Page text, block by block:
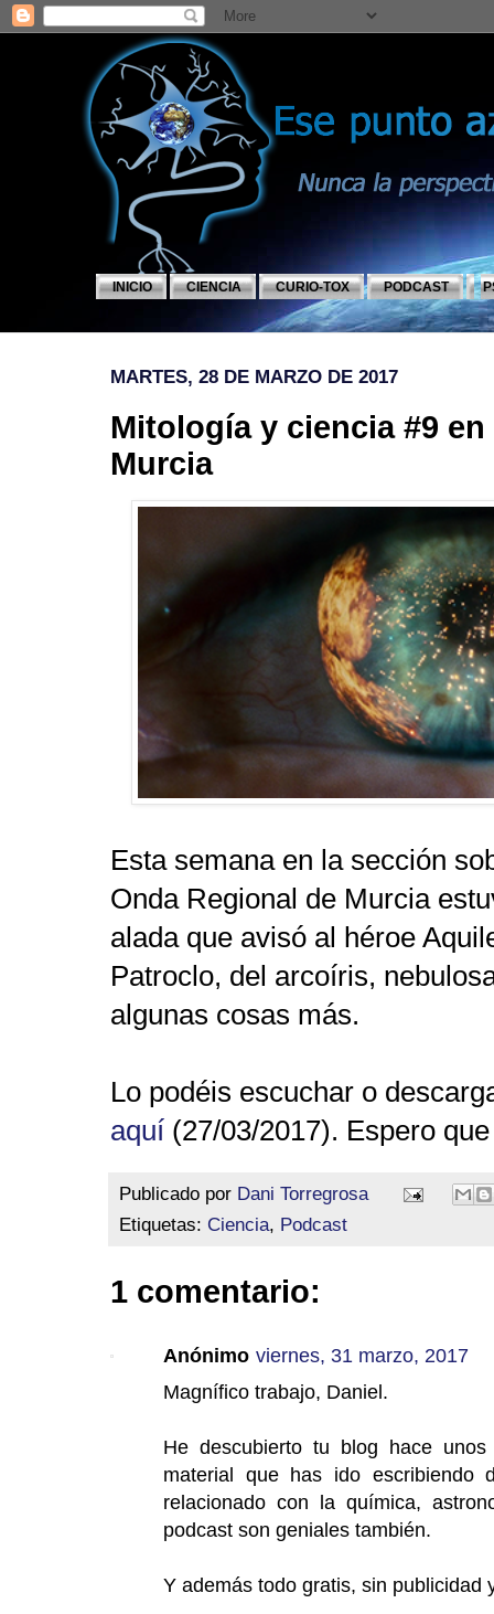
INICIO CIENCIA CURIO-TOX PODCAST
MARTES, 28 DE MARZO DE 2017
Mitología y ciencia #9
Murcia
Esta semana en la sección
Onda Regional de Murcia
alada que avisó al héroe
Patroclo, del arcoíris,
algunas cosas más.
Lo podéis escuchar o
aquí (27/03/2017). Espero
Publicado por Dani Torregrosa
Etiquetas: Ciencia, Podcast
1 comentario:
Anónimo viernes, 31 marzo, 2017
Magnífico trabajo, Daniel.
He descubierto tu blog hace
material que has ido escribiendo
relacionado con la química,
podcast son geniales también.
Y además todo gratis, sin publicidad